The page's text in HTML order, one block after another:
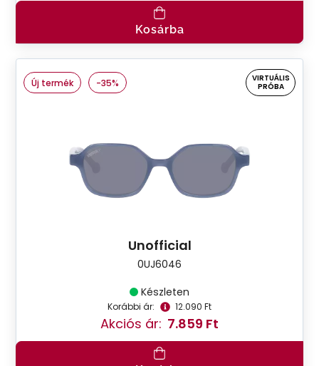
Kosárba
Új termék -35%
VIRTUÁLIS
PRÓBA
Unofficial
0UJ6046
Készleten
Korábbi ár: 12.090 Ft
Akciós ár: 7.859 Ft